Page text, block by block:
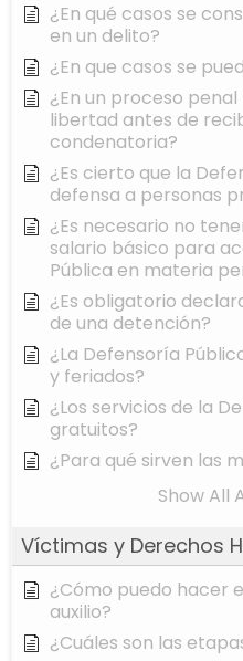
¿En qué casos se
en un delito?
¿En que casos se
¿En un proceso
libertad antes de
condenatoria?
¿Es cierto que la
defensa a personas
¿Es necesario no
salario básico para
Pública en materia
¿Es obligatorio
de una detención?
¿La Defensoría
y feriados?
¿Los servicios de la
gratuitos?
¿Para qué sirven las
Show All
Víctimas y Derechos
¿Cómo puedo hacer
auxilio?
¿Cuáles son las